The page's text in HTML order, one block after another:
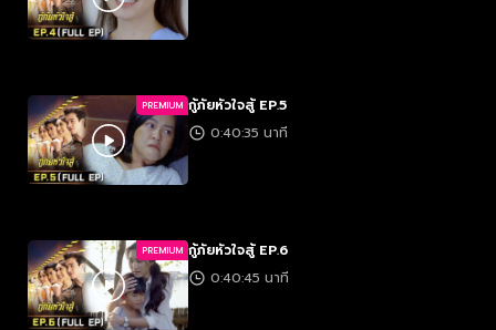
PREMIUM กู้ภัยหัวใจสู้ EP.5
0:40:35 นาที
PREMIUM กู้ภัยหัวใจสู้ EP.6
0:40:45 นาที